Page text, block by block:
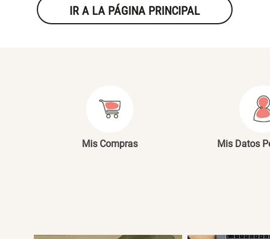
IR A LA PÁGINA PRINCIPAL
Mis Compras Mis Datos